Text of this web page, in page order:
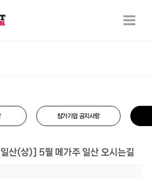
참가기업 공지사항
산(상)] 5월 메가주 일산 오시는길